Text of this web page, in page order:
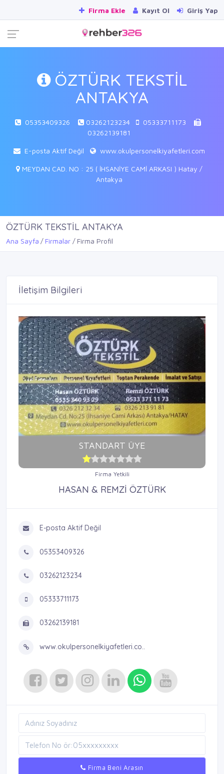
Firma Ekle Kayıt Ol Giriş Yap
ÖZTÜRK TEKSTİL
ANTAKYA
05353409326 03262123234
05333711173
03262139181
E-posta Aktif Değil www.okulpersonelkiyafetleri.com
MEYDAN CAD. NO : 25 ( İHSANİYE CAMİ ARKASI ) Hatay /
Antakya
ÖZTÜRK TEKSTİL ANTAKYA
Ana Sayfa Firmalar Firma Profil
İletişim Bilgileri
STANDART ÜYE
Firma Yetkili
HASAN & REMZİ ÖZTÜRK
E-posta Aktif Değil
05353409326
03262123234
05333711173
03262139181
www.okulpersonelkiyafetleri.co..
Firma Beni Arasın